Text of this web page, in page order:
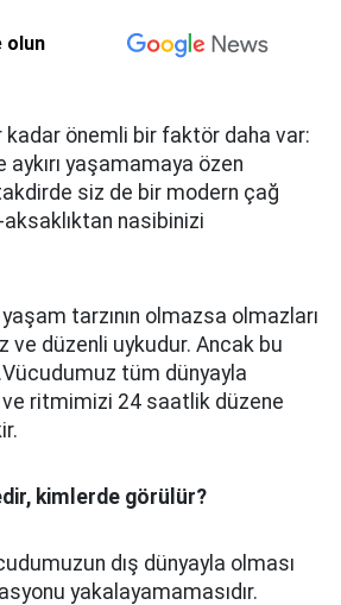
olun
kadar önemli bir faktör daha var:
yaşamamaya özen
siz de bir modern çağ
nasibinizi
tarzının olmazsa olmazları
ve düzenli uykudur. Ancak bu
tüm dünyayla
ve ritmimizi 24 saatlik düzene
kimlerde görülür?
dış dünyayla olması
yakalayamamasıdır.